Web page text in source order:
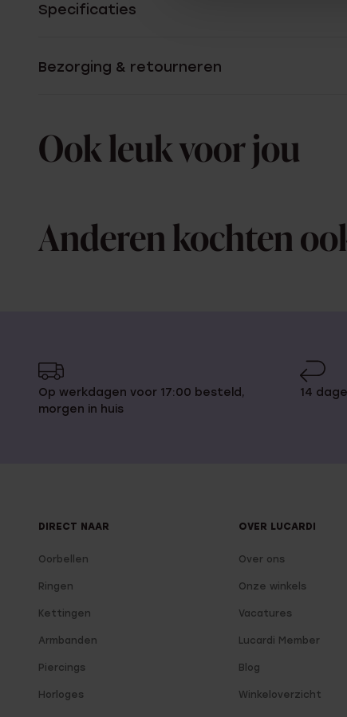
Specificaties
Bezorging & retourneren
Ook leuk voor jou
Anderen kochten
Op werkdagen voor 17:00 besteld,
morgen in huis
14
DIRECT NAAR
Oorbellen
Ringen
Kettingen
Armbanden
Piercings
Horloges
OVER LUCARDI
Over ons
Onze winkels
Vacatures
Lucardi Member
Blog
Winkeloverzicht